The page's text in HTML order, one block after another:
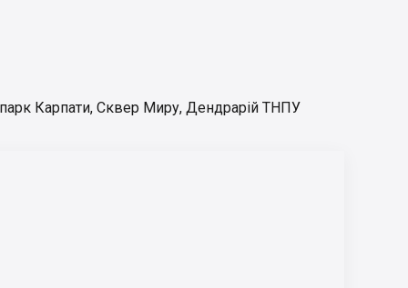
Карпати, Сквер Миру, Дендрарій ТНПУ